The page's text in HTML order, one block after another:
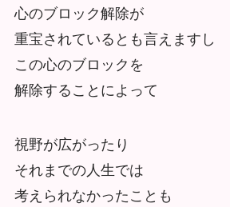
心のブロック解除が
重宝されているとも言えますし
この心のブロックを
解除することによって
視野が広がったり
それまでの人生では
考えられなかったことも